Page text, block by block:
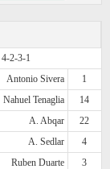
4-2-3-1
Antonio Sivera
1
Nahuel Tenaglia
14
A. Abqar
22
A. Sedlar
4
Ruben Duarte
3